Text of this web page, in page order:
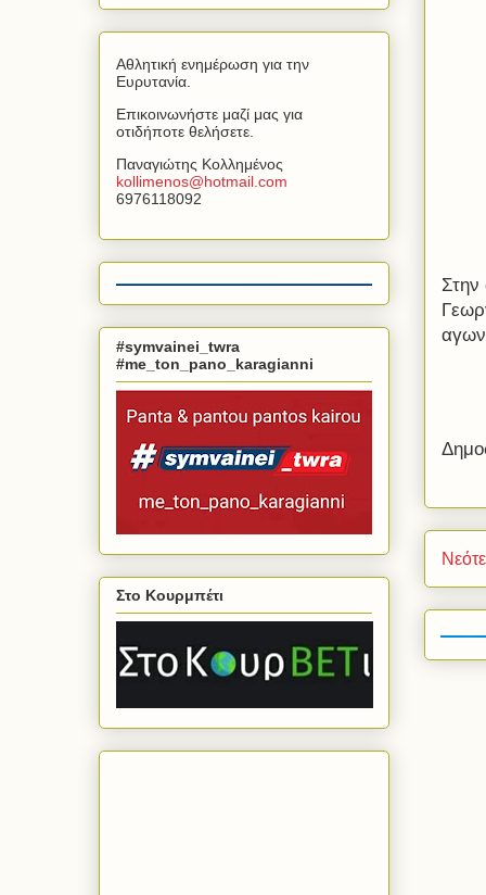
Αθλητική ενημέρωση για την
Ευρυτανία.
Επικοινωνήστε μαζί μας για
οτιδήποτε θελήσετε.
Παναγιώτης Κολλημένος
kollimenos@hotmail com
6976118092
#symvainei_twra
#me_ton_pano_karagianni
Στο Κουρμπέτι